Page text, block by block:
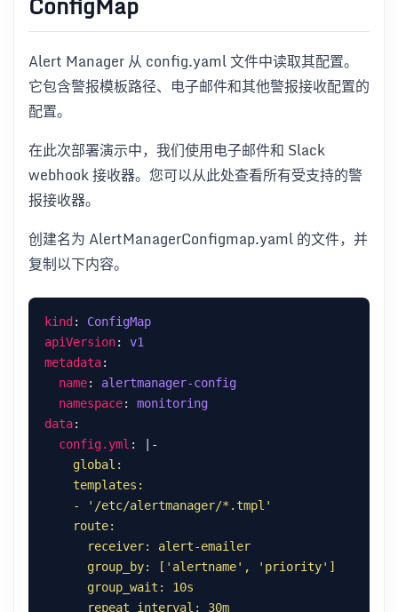
Alert Manager 从 config.yaml 文件中读取其配置。
它包含警报模板路径、电子邮件和其他警报接收配置的
配置。
在此次部署演示中，我们使用电子邮件和 Slack
webhook 接收器。您可以从此处查看所有受支持的警
报接收器。
创建名为 AlertManagerConfigmap.yaml 的文件，并
复制以下内容。
kind : ConfigMap
apiVersion: v1
metadata
name: alertmanager-config
namespace: monitoring
data
config.yml : |-